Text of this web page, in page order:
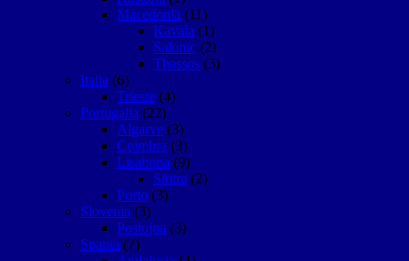
Macedonia (11)
Kavala (1)
Salonic (2)
Thassos (3)
Italia (6)
Trieste (4)
Portugalia (22)
Algarve (3)
Coimbra (3)
Lisabona (9)
Sintra (2)
Porto (3)
Slovenia (3)
Postojna (3)
Spania (7)